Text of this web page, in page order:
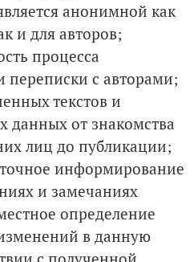
анонимной как
и для авторов;
процесса
переписки с авторами;
текстов и
данных от знакомства
лиц до публикации;
информирование
и замечаниях
определение
в данную